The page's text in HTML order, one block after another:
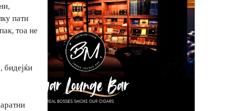
пати
тоа не
бидејќи